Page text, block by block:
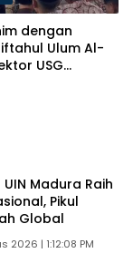
dengan
Ulum Al-
USG
Madura Raih
Pikul
Global
2026 | 1:12:08 PM